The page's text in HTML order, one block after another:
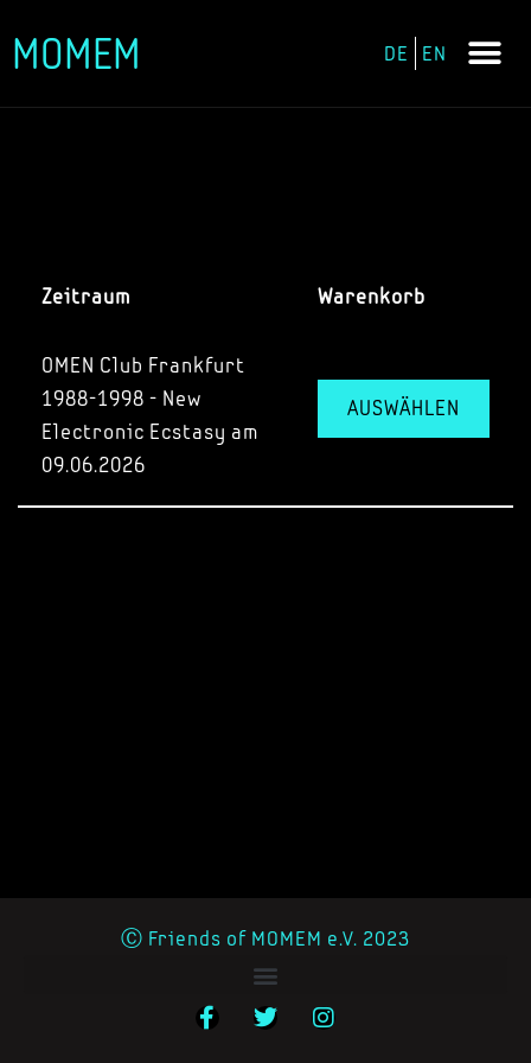
Zum
MOMEM DE EN
Zeitraum Warenkorb
OMEN Club Frankfurt
1988-1998 - New
Electronic Ecstasy am
09.06.2026
AUSWÄHLEN
Ⓒ Friends of MOMEM e.V. 2023